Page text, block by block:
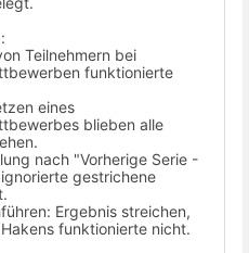
Teilnehmern bei
funktionierte
eines
blieben alle
nach "Vorherige Serie -
gestrichene
Ergebnis streichen,
funktionierte nicht.